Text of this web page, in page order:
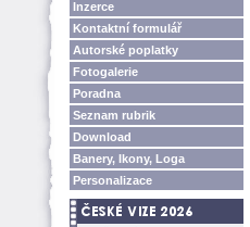
Inzerce
Kontaktní formulář
Autorské poplatky
Fotogalerie
Poradna
Seznam rubrik
Download
Banery, Ikony, Loga
Personalizace